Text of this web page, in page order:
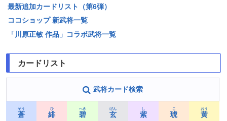
最新追加カードリスト（第6弾）
ココショップ 新武将一覧
「川原正敏 作品」コラボ武将一覧
カードリスト
武将カード検索
蒼
そう
緋
ひ
碧
へき
玄
げん
紫
し
琥
こ
黄
おう